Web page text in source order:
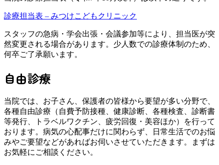
診療担当表 – みつけこどもクリニック
スタッフの急病・学会出張・会議参加等により、担当医が突
然変更される場合があります。少人数での診療体制のため、
何卒ご了承願います。
自由診療
当院では、お子さん、保護者の皆様から要望が多い分野で、
各種自由診療（自費予防接種、健康診断、各種検査、診断書
等発行、トラベルワクチン、疲労回復・美容ほか）を行って
おります。病気の心配事だけに関わらず、日常生活でのお悩
みやご要望などがあればお伺いさせていただきます。まずは
お気軽にご相談ください。